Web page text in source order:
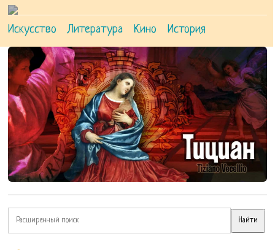
Искусство Литература Кино История